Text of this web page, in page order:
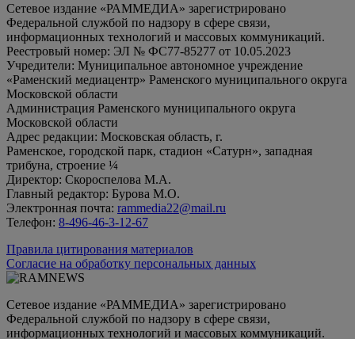
Сетевое издание «РАММЕДИА» зарегистрировано
Федеральной службой по надзору в сфере связи,
информационных технологий и массовых коммуникаций.
Реестровый номер: ЭЛ № ФС77-85277 от 10.05.2023
Учредители: Муниципальное автономное учреждение
«Раменский медиацентр» Раменского муниципального округа
Московской области
Администрация Раменского муниципального округа
Московской области
Адрес редакции: Московская область, г.
Раменское, городской парк, стадион «Сатурн», западная
трибуна, строение ¼
Директор: Скороспелова М.А.
Главный редактор: Бурова М.О.
Электронная почта: rammedia22@mail.ru
Телефон: 8-496-46-3-12-67
Правила цитирования материалов
Согласие на обработку персональных данных
Сетевое издание «РАММЕДИА» зарегистрировано
Федеральной службой по надзору в сфере связи,
информационных технологий и массовых коммуникаций.